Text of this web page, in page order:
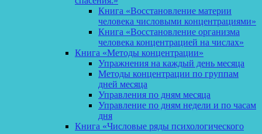
Книга «Восстановление материи
человека числовыми концентрациями»
Книга «Восстановление организма
человека концентрацией на числах»
Книга «Методы концентрации»
Упражнения на каждый день месяца
Методы концентрации по группам
дней месяца
Управления по дням месяца
Управление по дням недели и по часам
дня
Книга «Числовые ряды психологического